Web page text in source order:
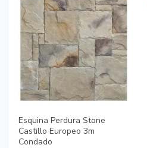
Esquina Perdura Stone
Castillo Europeo 3m
Condado